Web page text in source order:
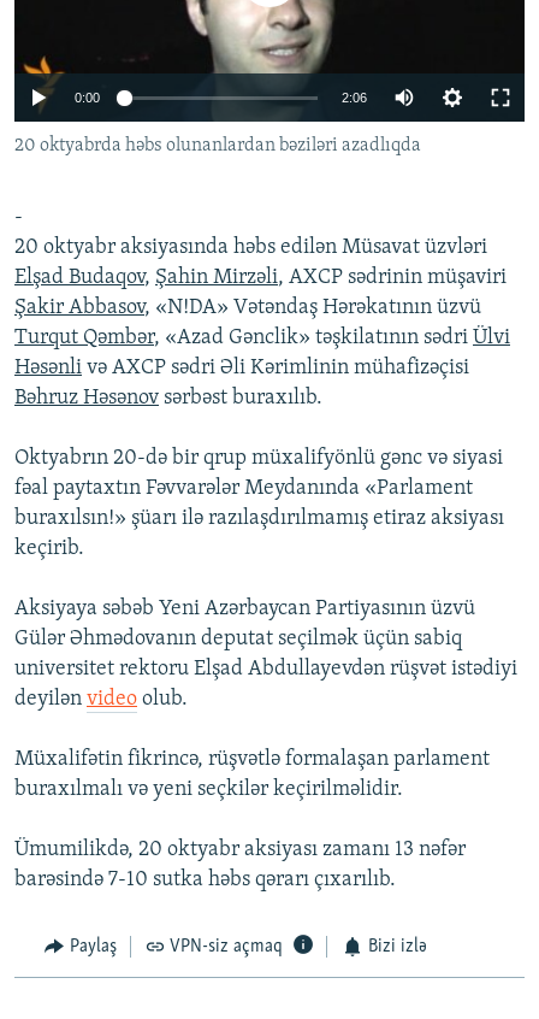
KARIKATURA
AZƏRBAYCAN ƏDƏBIYYATI KITABXANASI
İSLAM VƏ DEMOKRATIYA
İZ - MƏDƏNIYYƏT PROQRAMI
PEŞƏ ETIKASI VƏ JURNALISTIKA STANDARTLARIMIZ
MATERIALLARIMIZDAN ISTIFADƏ
AZADLIQRADIOSU MOBIL TELEFONUNUZDA
XƏBƏR BÜLLETENLƏRIMIZ
RFE/RL-in bütün saytları
0:00 2:06
20 oktyabrda həbs olunanlardan bəziləri azadlıqda
-
20 oktyabr aksiyasında həbs edilən Müsavat üzvləri
Elşad Budaqov, Şahin Mirzəli, AXCP sədrinin müşaviri
Şakir Abbasov, «N!DA» Vətəndaş Hərəkatının üzvü
Turqut Qəmbər, «Azad Gənclik» təşkilatının sədri Ülvi
Həsənli və AXCP sədri Əli Kərimlinin mühafizəçisi
Bəhruz Həsənov sərbəst buraxılıb.
Oktyabrın 20-də bir qrup müxalifyönlü gənc və siyasi
fəal paytaxtın Fəvvarələr Meydanında «Parlament
buraxılsın!» şüarı ilə razılaşdırılmamış etiraz aksiyası
keçirib.
Aksiyaya səbəb Yeni Azərbaycan Partiyasının üzvü
Gülər Əhmədovanın deputat seçilmək üçün sabiq
universitet rektoru Elşad Abdullayevdən rüşvət istədiyi
deyilən video olub.
Müxalifətin fikrincə, rüşvətlə formalaşan parlament
buraxılmalı və yeni seçkilər keçirilməlidir.
Ümumilikdə, 20 oktyabr aksiyası zamanı 13 nəfər
barəsində 7-10 sutka həbs qərarı çıxarılıb.
Paylaş VPN-siz açmaq Bizi izlə